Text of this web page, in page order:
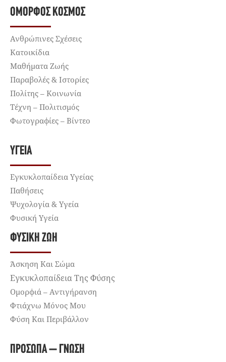
ΌΜΟΡΦΟΣ ΚΌΣΜΟΣ
Ανθρώπινες Σχέσεις
Κατοικίδια
Μαθήματα Ζωής
Παραβολές & Ιστορίες
Πολίτης – Κοινωνία
Τέχνη – Πολιτισμός
Φωτογραφίες – Βίντεο
ΥΓΕΊΑ
Εγκυκλοπαίδεια Υγείας
Παθήσεις
Ψυχολογία & Υγεία
Φυσική Υγεία
ΦΥΣΙΚΉ ΖΩΉ
Άσκηση Και Σώμα
Εγκυκλοπαίδεια Της Φύσης
Ομορφιά – Αντιγήρανση
Φτιάχνω Μόνος Μου
Φύση Και Περιβάλλον
ΠΡΌΣΩΠΑ – ΓΝΏΣΗ